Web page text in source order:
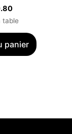
table
panier